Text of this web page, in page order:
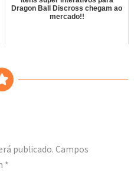
Dragon Ball Discross chegam ao
mercado!!
publicado. Campos
*